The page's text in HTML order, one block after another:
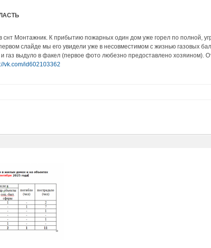
снт Монтажник. К прибытию пожарных один дом уже горел по полной,
слайде мы его увидели уже в несовместимом с жизнью газовых
газ выдуло в факел (первое фото любезно предоставлено
vk.com/id602103362